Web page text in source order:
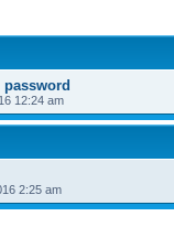
password
12:24 am
2:25 am